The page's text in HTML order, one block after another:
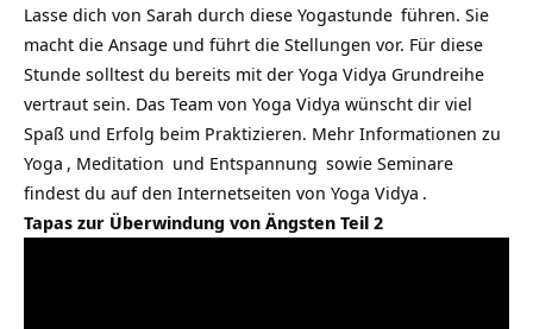
Lasse dich von Sarah durch diese Yogastunde führen. Sie
macht die Ansage und führt die Stellungen vor. Für diese
Stunde solltest du bereits mit der Yoga Vidya Grundreihe
vertraut sein. Das Team von Yoga Vidya wünscht dir viel
Spaß und Erfolg beim Praktizieren. Mehr Informationen zu
Yoga , Meditation und Entspannung sowie Seminare
findest du auf den Internetseiten von Yoga Vidya .
Tapas zur Überwindung von Ängsten Teil 2